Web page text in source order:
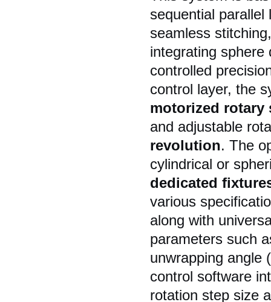
sequential
seamless
integrating sphere
controlled
control layer, the
motorized rotary
and adjustable
revolution. The
cylindrical or
dedicated
various
along with
parameters such
unwrapping angle (
control software
rotation step size